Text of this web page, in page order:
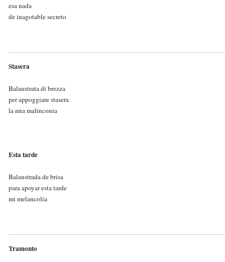
esa nada
de inagotable secreto
Stasera
Balaustrata di brezza
per appoggiare stasera
la mia malinconia
Esta tarde
Balaustrada de brisa
para apoyar esta tarde
mi melancolía
Tramonto